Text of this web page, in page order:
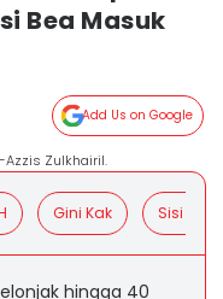
Bea Masuk
Add Us on Google
Azzis Zulkhairil.
Gini Kak Sisi
hingga 40